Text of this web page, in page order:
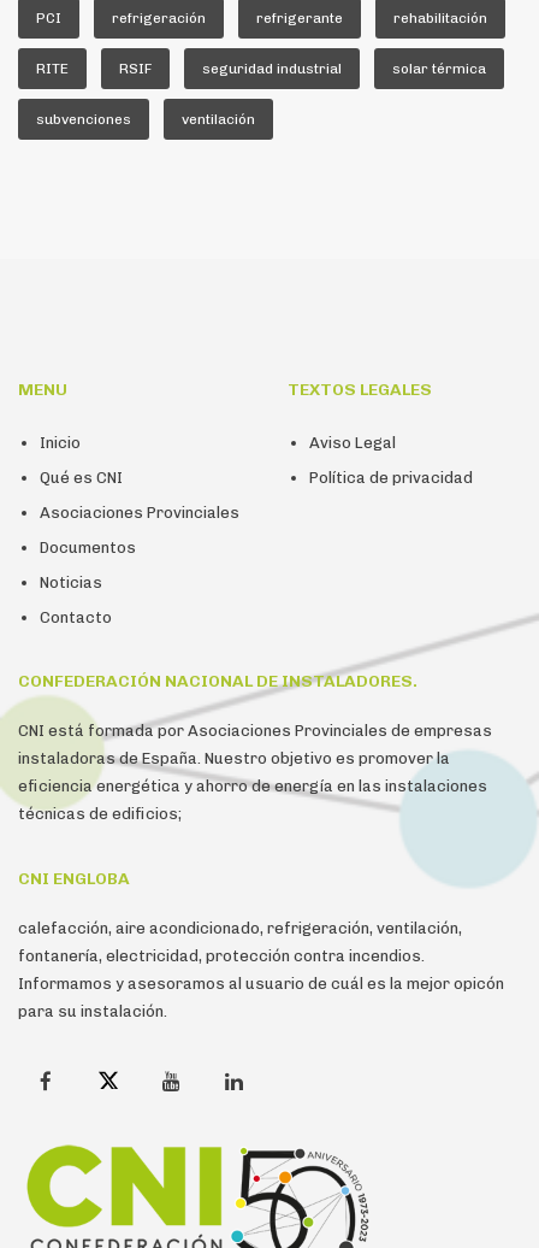
PCI refrigeración refrigerante rehabilitación
RITE RSIF seguridad industrial solar térmica
subvenciones ventilación
MENU
Inicio
Qué es CNI
Asociaciones Provinciales
Documentos
Noticias
Contacto
TEXTOS LEGALES
Aviso Legal
Política de privacidad
CONFEDERACIÓN NACIONAL DE INSTALADORES.
CNI está formada por Asociaciones Provinciales de empresas
instaladoras de España. Nuestro objetivo es promover la
eficiencia energética y ahorro de energía en las instalaciones
técnicas de edificios;
CNI ENGLOBA
calefacción, aire acondicionado, refrigeración, ventilación,
fontanería, electricidad, protección contra incendios.
Informamos y asesoramos al usuario de cuál es la mejor opicón
para su instalación.